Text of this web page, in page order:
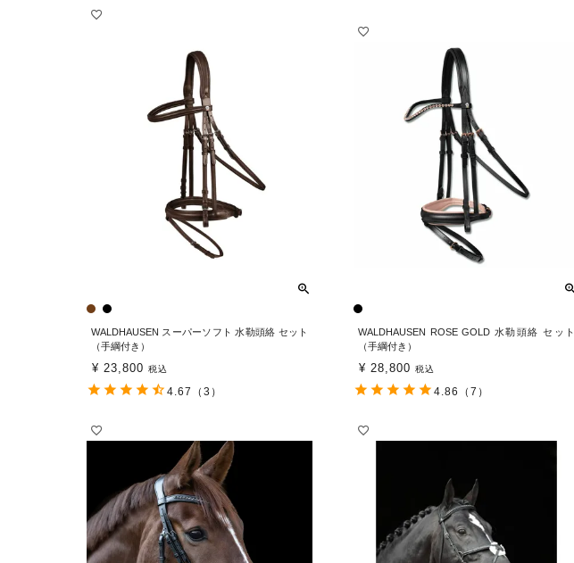
WALDHAUSEN スーパーソフト 水勒頭絡 セット
（手綱付き）
¥ 23,800 税込
4.67 （3）
WALDHAUSEN ROSE GOLD 水勒頭絡 セット
（手綱付き）
¥ 28,800 税込
4.86 （7）